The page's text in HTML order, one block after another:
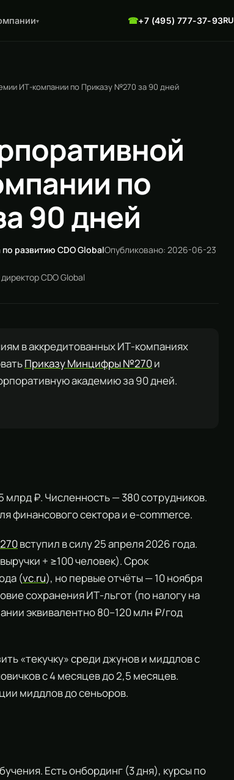
▾ ☎+7 (495) 777-37-93RU
ИТ-компании по Приказу №270 за 90 дней
по
90 дней
развитию CDO GlobalОпубликовано: 2026-06-23
CDO Global
в аккредитованных ИТ-компаниях
Приказу Минцифры №270и
академию за 90 дней.
₽. Численность — 380 сотрудников.
финансового сектора и e-commerce.
вступил в силу 25 апреля 2026 года.
+ ≥100 человек). Срок
(vc.ru), но первые отчёты — 10 ноября
сохранения ИТ-льгот (по налогу на
эквивалентно 80–120 млн ₽/год
«текучку» среди джунов и миддлов с
с 4 месяцев до 2,5 месяцев.
миддлов до сеньоров.
Есть онбординг (3 дня), курсы по